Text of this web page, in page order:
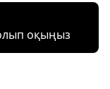
оқыңыз